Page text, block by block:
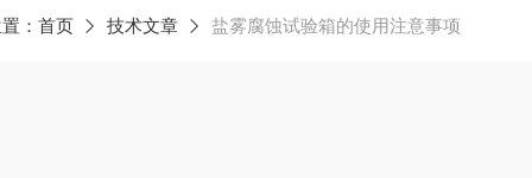
： 首页 技术文章 盐雾腐蚀试验箱的使用注意事项